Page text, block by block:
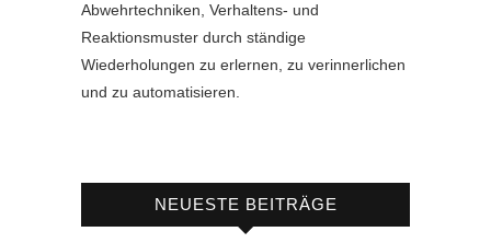
Abwehrtechniken, Verhaltens- und
Reaktionsmuster durch ständige
Wiederholungen zu erlernen, zu verinnerlichen
und zu automatisieren.
NEUESTE BEITRÄGE